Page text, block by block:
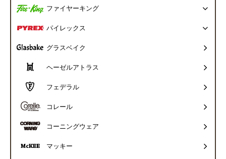
ファイヤーキング
パイレックス
グラスベイク
ヘーゼルアトラス
フェデラル
コレール
コーニングウェア
マッキー